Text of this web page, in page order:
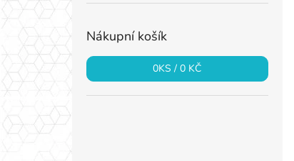
Nákupní košík
0KS /0 KČ